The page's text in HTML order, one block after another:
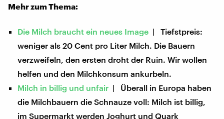
Mehr zum Thema:
Die Milch braucht ein neues Image | Tiefstpreis:
weniger als 20 Cent pro Liter Milch. Die Bauern
verzweifeln, den ersten droht der Ruin. Wir wollen
helfen und den Milchkonsum ankurbeln.
Milch in billig und unfair | Überall in Europa haben
die Milchbauern die Schnauze voll: Milch ist billig,
im Supermarkt werden Joghurt und Quark